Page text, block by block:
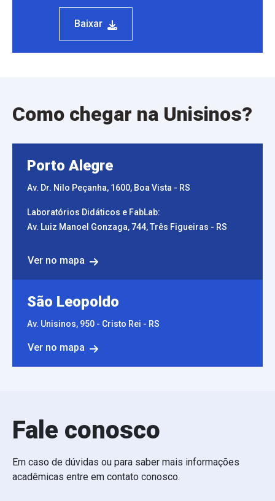
Baixar
Como chegar na Unisinos?
Porto Alegre
Av. Dr. Nilo Peçanha, 1600, Boa Vista - RS
Laboratórios Didáticos e FabLab:
Av. Luiz Manoel Gonzaga, 744, Três Figueiras - RS
Ver no mapa
São Leopoldo
Av. Unisinos, 950 - Cristo Rei - RS
Ver no mapa
Fale conosco
Em caso de dúvidas ou para saber mais informações
acadêmicas entre em contato conosco.